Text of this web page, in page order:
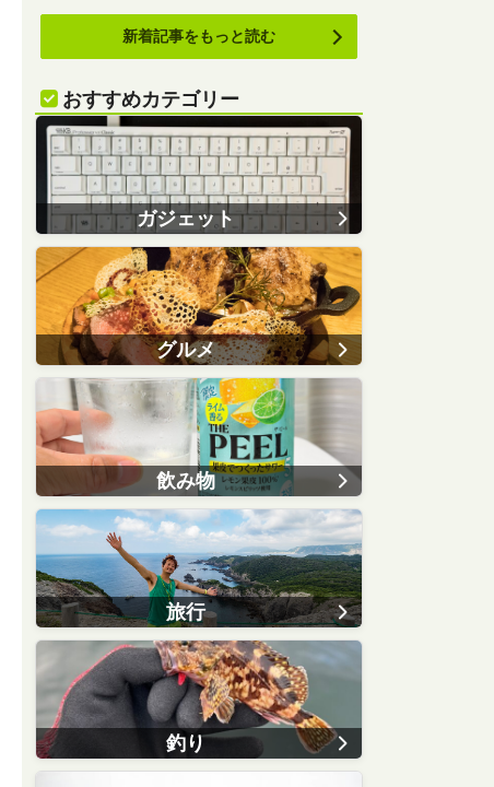
新着記事をもっと読む
おすすめカテゴリー
ガジェット
グルメ
飲み物
旅行
釣り